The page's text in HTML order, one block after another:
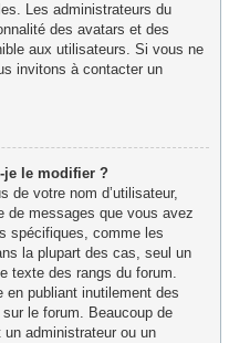
Les administrateurs du
des avatars et des
aux utilisateurs. Si vous ne
invitons à contacter un
je le modifier ?
de votre nom d’utilisateur,
de messages que vous avez
spécifiques, comme les
la plupart des cas, seul un
texte des rangs du forum.
en publiant inutilement des
le forum. Beaucoup de
administrateur ou un